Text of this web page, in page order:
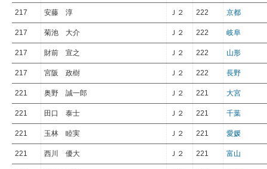
217 安藤 淳 Ｊ２ 222 京都
217 菊池 大介 Ｊ２ 222 岐阜
217 財前 宣之 Ｊ２ 222 山形
217 宮阪 政樹 Ｊ２ 222 長野
221 奥野 誠一郎 Ｊ２ 221 大宮
221 田口 泰士 Ｊ２ 221 千葉
221 玉林 睦実 Ｊ２ 221 愛媛
221 西川 優大 Ｊ２ 221 富山